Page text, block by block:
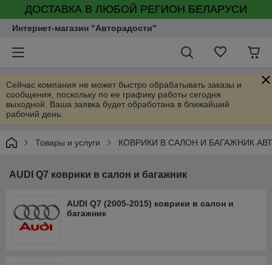
ДОСТАВКА В ЛЮБОЙ РЕГИОН БЕЛАРУСИ
Интернет-магазин "Авторадости"
Сейчас компания не может быстро обрабатывать заказы и
сообщения, поскольку по ее графику работы сегодня
выходной. Ваша заявка будет обработана в ближайший
рабочий день.
Товары и услуги КОВРИКИ В САЛОН И БАГАЖНИК
AUDI Q7 коврики в салон и багажник
AUDI Q7 (2005-2015) коврики в салон и
багажник